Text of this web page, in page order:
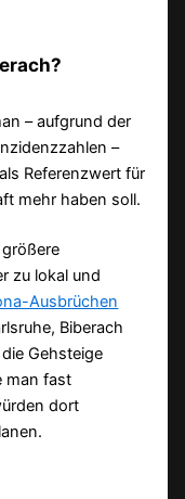
– aufgrund der
–
Referenzwert für
mehr haben soll.
zu lokal und
Ausbrüchen
Biberach
Gehsteige
man fast
dort